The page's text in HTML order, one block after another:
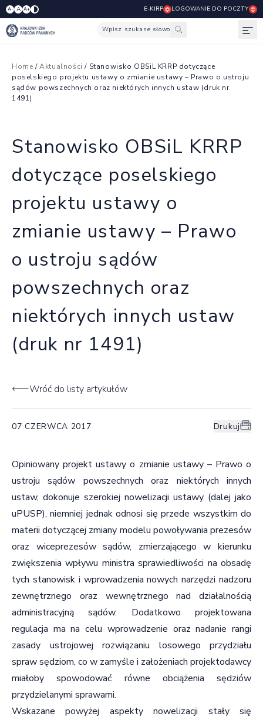
A- A A+ E-KIRP LOGOWANIE DO POCZTY
Wpisz szukane słowo
Home /Aktualności / Stanowisko OBSiL KRRP dotyczące
poselskiego projektu ustawy o zmianie ustawy – Prawo o ustroju
sądów powszechnych oraz niektórych innych ustaw (druk nr
1491)
Stanowisko OBSiL KRRP
dotyczące poselskiego
projektu ustawy o
zmianie ustawy – Prawo
o ustroju sądów
powszechnych oraz
niektórych innych ustaw
(druk nr 1491)
Wróć do listy artykułów
07 CZERWCA 2017 Drukuj
Opiniowany projekt ustawy o zmianie ustawy – Prawo o
ustroju sądów powszechnych oraz niektórych innych
ustaw, dokonuje szerokiej nowelizacji ustawy (dalej jako
uPUSP), niemniej jednak odnosi się przede wszystkim do
materii dotyczącej zmiany modelu powoływania prezesów
oraz wiceprezesów sądów, zmierzającego w kierunku
zwiększenia wpływu ministra sprawiedliwości na obsadę
tych stanowisk i wprowadzenia nowych narzędzi nadzoru
zewnętrznego oraz wewnętrznego nad działalnością
administracyjną sądów. Dodatkowo projektowana
regulacja ma na celu wprowadzenie oraz nadanie rangi
zasady ustrojowej rozwiązaniu losowego przydziału
spraw sędziom, co w zamyśle i założeniach projektodawcy
miałoby spowodować równe obciążenia sędziów
przydzielanymi sprawami.
Wskazane powyżej aspekty nowelizacji stały się